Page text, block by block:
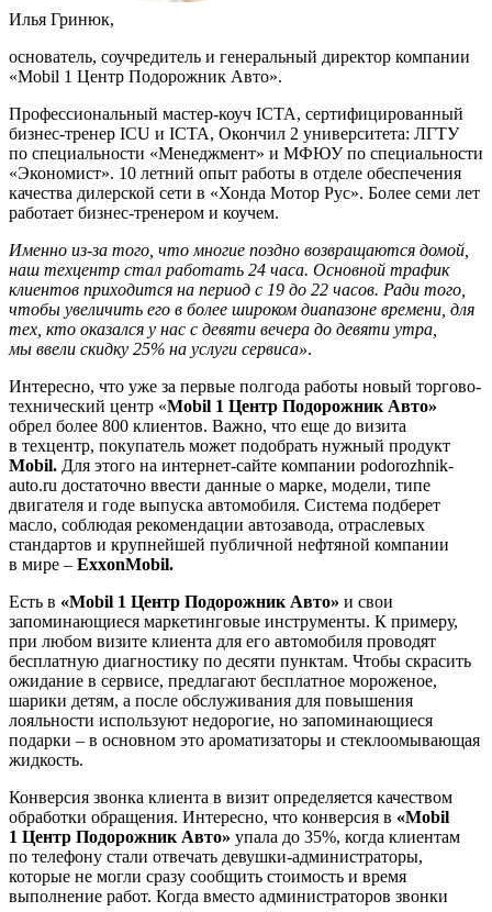
Илья Гринюк,
основатель, соучредитель и генеральный директор компании
«Mobil 1 Центр Подорожник Авто».
Профессиональный мастер-коуч ICTA, сертифицированный
бизнес-тренер ICU и ICTA, Окончил 2 университета: ЛГТУ
по специальности «Менеджмент» и МФЮУ по специальности
«Экономист». 10 летний опыт работы в отделе обеспечения
качества дилерской сети в «Хонда Мотор Рус». Более семи лет
работает бизнес-тренером и коучем.
Именно из-за того, что многие поздно возвращаются домой,
наш техцентр стал работать 24 часа. Основной трафик
клиентов приходится на период с 19 до 22 часов. Ради того,
чтобы увеличить его в более широком диапазоне времени, для
тех, кто оказался у нас с девяти вечера до девяти утра,
мы ввели скидку 25% на услуги сервиса».
Интересно, что уже за первые полгода работы новый торгово-
технический центр «Mobil 1 Центр Подорожник Авто»
обрел более 800 клиентов. Важно, что еще до визита
в техцентр, покупатель может подобрать нужный продукт
Mobil. Для этого на интернет-сайте компании podorozhnik-
auto.ru достаточно ввести данные о марке, модели, типе
двигателя и годе выпуска автомобиля. Система подберет
масло, соблюдая рекомендации автозавода, отраслевых
стандартов и крупнейшей публичной нефтяной компании
в мире – ExxonMobil.
Есть в «Mobil 1 Центр Подорожник Авто» и свои
запоминающиеся маркетинговые инструменты. К примеру,
при любом визите клиента для его автомобиля проводят
бесплатную диагностику по десяти пунктам. Чтобы скрасить
ожидание в сервисе, предлагают бесплатное мороженое,
шарики детям, а после обслуживания для повышения
лояльности используют недорогие, но запоминающиеся
подарки – в основном это ароматизаторы и стеклоомывающая
жидкость.
Конверсия звонка клиента в визит определяется качеством
обработки обращения. Интересно, что конверсия в «Mobil
1 Центр Подорожник Авто» упала до 35%, когда клиентам
по телефону стали отвечать девушки-администраторы,
которые не могли сразу сообщить стоимость и время
выполнение работ. Когда вместо администраторов звонки